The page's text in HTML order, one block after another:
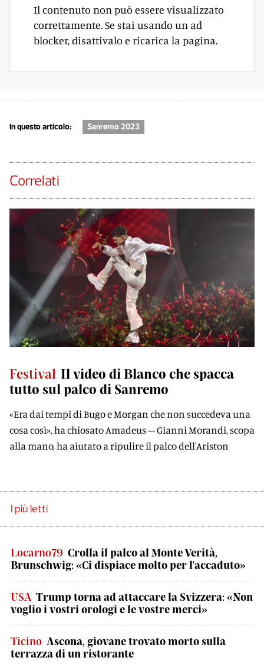
Il contenuto non può essere visualizzato
correttamente. Se stai usando un ad
blocker, disattivalo e ricarica la pagina.
In questo articolo: Sanremo 2023
Correlati
Festival Il video di Blanco che spacca
tutto sul palco di Sanremo
«Era dai tempi di Bugo e Morgan che non succedeva una
cosa così», ha chiosato Amadeus – Gianni Morandi, scopa
alla mano, ha aiutato a ripulire il palco dell'Ariston
I più letti
Locarno79 Crolla il palco al Monte Verità,
Brunschwig: «Ci dispiace molto per l'accaduto»
USA Trump torna ad attaccare la Svizzera: «Non
voglio i vostri orologi e le vostre merci»
Ticino Ascona, giovane trovato morto sulla
terrazza di un ristorante